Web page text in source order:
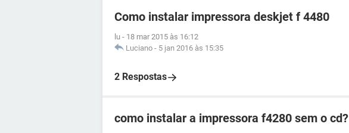
Como instalar impressora deskjet f 4480
lu - 18 mar 2015 às 16:12
Luciano - 5 jan 2016 às 15:35
2 Respostas
como instalar a impressora f4280 sem o cd?